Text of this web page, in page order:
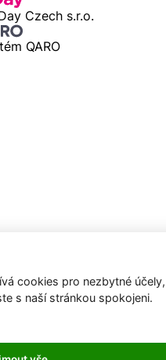
Czech s.r.o.
QARO
cookies pro nezbytné
s naší stránkou spokojeni.